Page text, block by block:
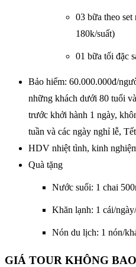
03 bữa theo
180k/suất)
01 bữa tối đặc
Bảo hiểm: 60.000.000đ/
những khách dưới 80 tuổi
trước khởi hành 1 ngày,
tuần và các ngày nghỉ lễ,
HDV nhiệt tình, kinh
Quà tặng
Nước suối: 1 chai
Khăn lạnh: 1 cái/
Nón du lịch: 1 nón/
GIÁ TOUR KHÔNG